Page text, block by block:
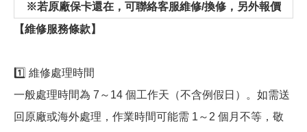
※若原廠保卡還在，可聯絡客服維修/換修，另外報價
【維修服務條款】
1️⃣ 維修處理時間
一般處理時間為 7～14 個工作天（不含例假日）。如需送
回原廠或海外處理，作業時間可能需 1～2 個月不等，敬